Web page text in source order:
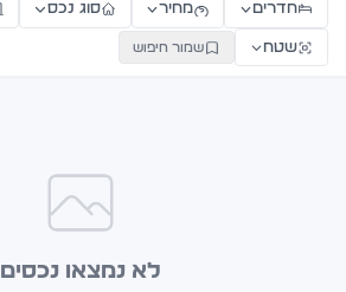
חדרים מחיר סוג נכס
שטח שמור חיפוש
לא נמצאו נכסים